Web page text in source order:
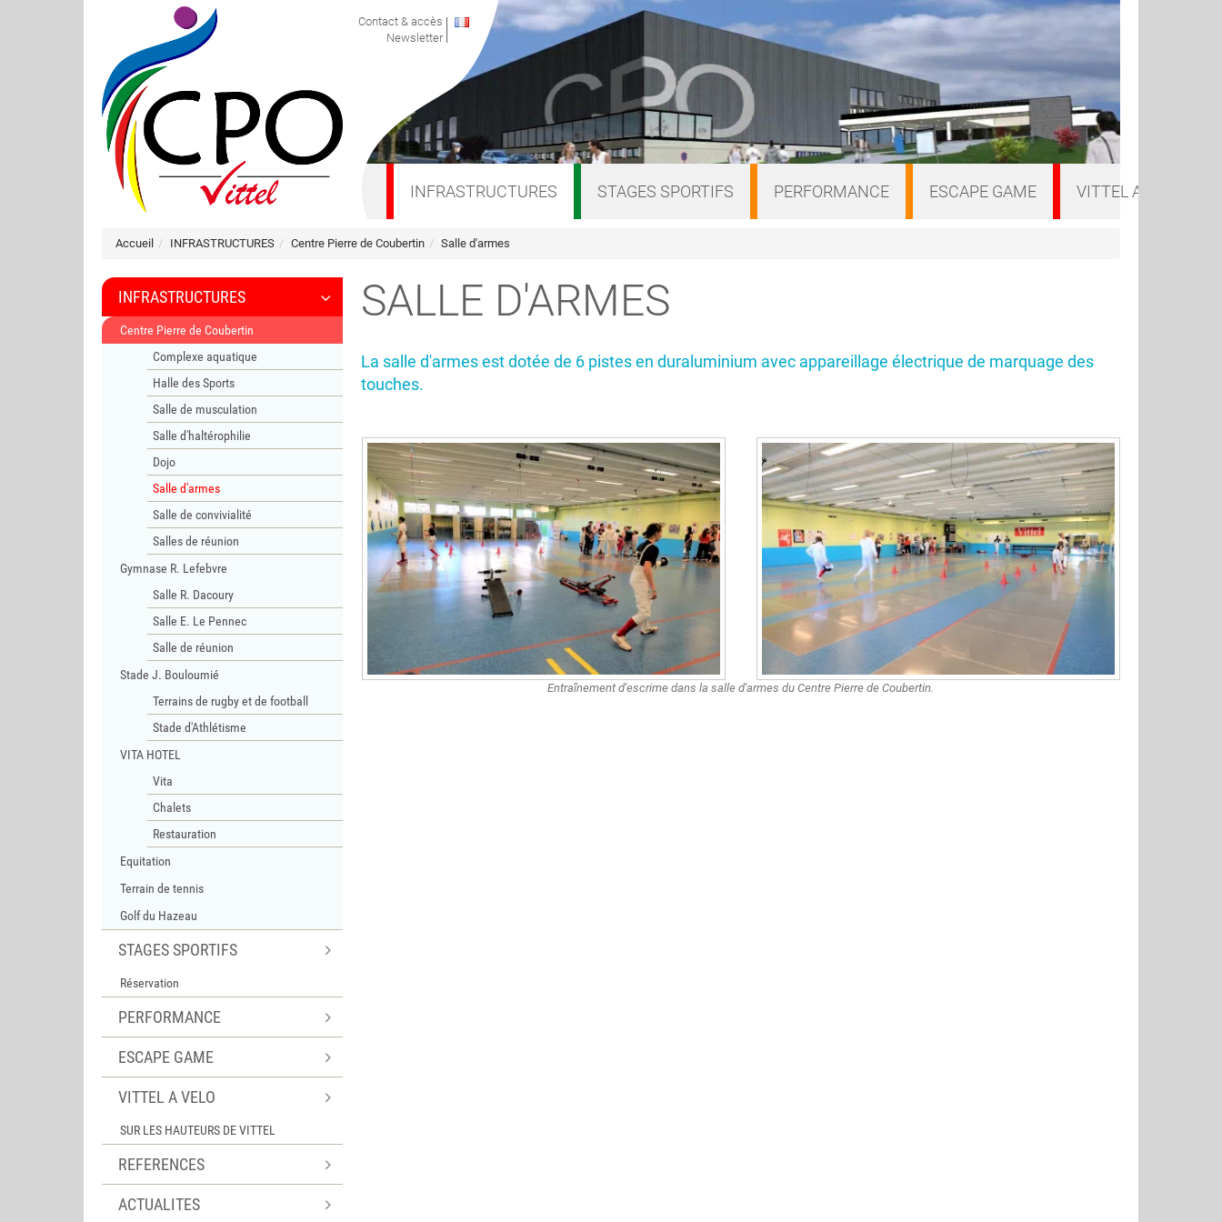
INFRASTRUCTURES STAGES SPORTIFS PERFORMANCE ESCAPE GAME VITTEL A VELO
Contact & accès
Newsletter
Accueil INFRASTRUCTURES Centre Pierre de Coubertin Salle d'armes
SALLE D'ARMES
La salle d'armes est dotée de 6 pistes en duraluminium avec appareillage électrique de marquage des
touches.
Entraînement d'escrime dans la salle d'armes du Centre Pierre de Coubertin.
INFRASTRUCTURES
Centre Pierre de Coubertin
Complexe aquatique
Halle des Sports
Salle de musculation
Salle d'haltérophilie
Dojo
Salle d'armes
Salle de convivialité
Salles de réunion
Gymnase R. Lefebvre
Salle R. Dacoury
Salle E. Le Pennec
Salle de réunion
Stade J. Bouloumié
Terrains de rugby et de football
Stade d'Athlétisme
VITA HOTEL
Vita
Chalets
Restauration
Equitation
Terrain de tennis
Golf du Hazeau
STAGES SPORTIFS
Réservation
PERFORMANCE
ESCAPE GAME
VITTEL A VELO
SUR LES HAUTEURS DE VITTEL
REFERENCES
ACTUALITES